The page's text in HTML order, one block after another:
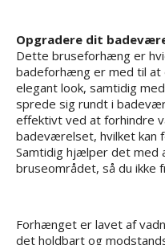
Opgradere dit
Dette bruseforhæng er
badeforhæng er med til
elegant look, samtidig
sprede sig rundt i
effektivt ved at forhindre
badeværelset, hvilket kan
Samtidig hjælper det med
bruseområdet, så du ikke
Forhænget er lavet af
det holdbart og